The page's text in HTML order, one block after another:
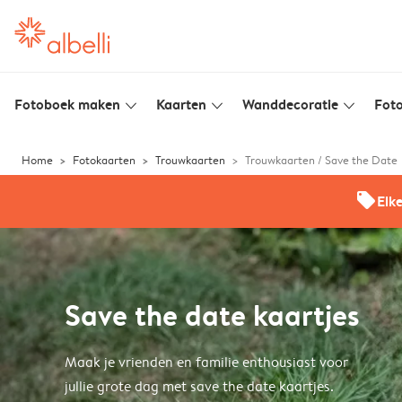
Fotoboek maken slim_arrow_down Kaarten slim_arrow_down Wanddecoratie slim_arrow_down
Home Fotokaarten Trouwkaarten Trouwkaarten / Save the Date
offers
Save the date kaartjes
Maak je vrienden en familie enthousiast voor
jullie grote dag met save the date kaartjes.